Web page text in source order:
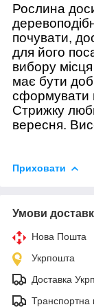
Рослина
почувати,
для його
вибору
має бути
сформувати
Стрижку
вересня.
Приховати
Умови
Нова Пошта
Укрпошта
Доставка
Транспортна